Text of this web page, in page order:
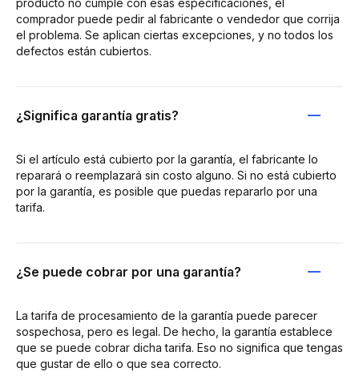
producto no cumple con esas especificaciones, el
comprador puede pedir al fabricante o vendedor que corrija
el problema. Se aplican ciertas excepciones, y no todos los
defectos están cubiertos.
¿Significa garantía gratis?
Si el artículo está cubierto por la garantía, el fabricante lo
reparará o reemplazará sin costo alguno. Si no está cubierto
por la garantía, es posible que puedas repararlo por una
tarifa.
¿Se puede cobrar por una garantía?
La tarifa de procesamiento de la garantía puede parecer
sospechosa, pero es legal. De hecho, la garantía establece
que se puede cobrar dicha tarifa. Eso no significa que tengas
que gustar de ello o que sea correcto.